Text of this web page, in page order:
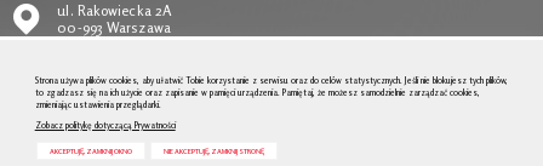
Strona używa plików cookies, aby ułatwić Tobie korzystanie z serwisu oraz do celów statystycznych. Jeśli nie blokujesz tych plików,
to zgadzasz się na ich użycie oraz zapisanie w pamięci urządzenia. Pamiętaj, że możesz samodzielnie zarządzać cookies,
zmieniając ustawienia przeglądarki.
Zobacz politykę dotyczącą Prywatności
AKCEPTUJĘ, ZAMKNIJ OKNO NIE AKCEPTUJĘ, ZAMKNIJ STRONĘ
ul. Rakowiecka 2A
00-993 Warszawa
email: POKAŻ E-MAIL